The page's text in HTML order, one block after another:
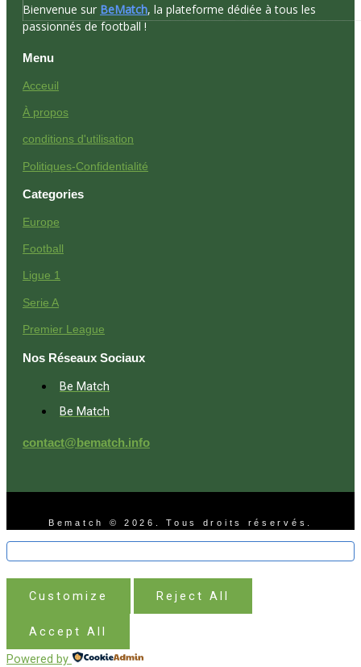
Bienvenue sur BeMatch, la plateforme dédiée à tous les
passionnés de football !
Menu
Acceuil
À propos
conditions d'utilisation
Politiques-Confidentialité
Categories
Europe
Football
Ligue 1
Serie A
Premier League
Nos Réseaux Sociaux
Be Match
Be Match
contact@bematch.info
Bematch © 2026. Tous droits réservés.
Customize Reject All
Accept All
Powered by